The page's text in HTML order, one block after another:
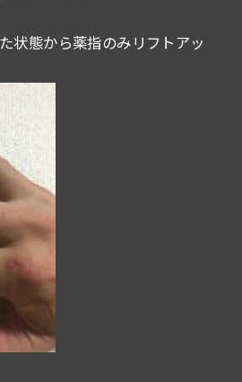
状態から薬指のみリフトアッ